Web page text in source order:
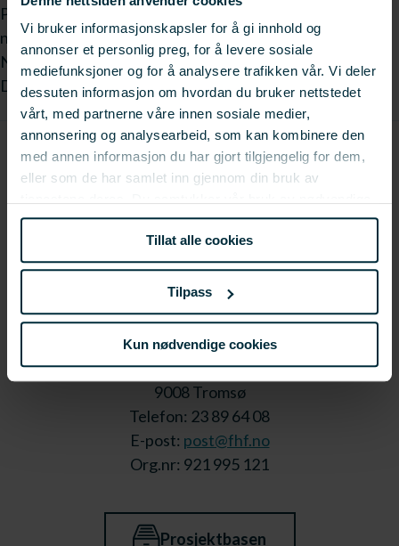
Vi bruker informasjonskapsler for å gi innhold og
annonser et personlig preg, for å levere sosiale
mediefunksjoner og for å analysere trafikken vår. Vi deler
dessuten informasjon om hvordan du bruker nettstedet
vårt, med partnerne våre innen sosiale medier,
annonsering og analysearbeid, som kan kombinere den
med annen informasjon du har gjort tilgjengelig for dem,
eller som de har samlet inn gjennom din bruk av
informasjonskapsler ved å bruke nettstedet vårt.
Tillat alle cookies
Tilpass
Kun nødvendige cookies
Pelagisk Arena i Ålesund samlet over 200 aktører i
næringen og ble en viktig arena.
Nå foreligger presentasjonene fra konferansen.
Du finner demher
Stortorget 1,
9008 Tromsø
Telefon: 23 89 64 08
E-post: post@fhf.no
Org.nr: 921 995 121
Prosjektbasen